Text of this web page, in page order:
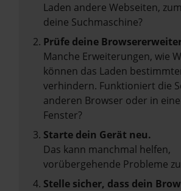
Laden andere Webseiten,
deine Suchmaschine?
Prüfe deine
Manche Erweiterungen, wie
können das Laden
verhindern. Funktioniert die
anderen Browser oder in
Fenster?
Starte dein Gerät neu.
Das kann manchmal helfen,
vorübergehende Probleme
Stelle sicher, dass dein